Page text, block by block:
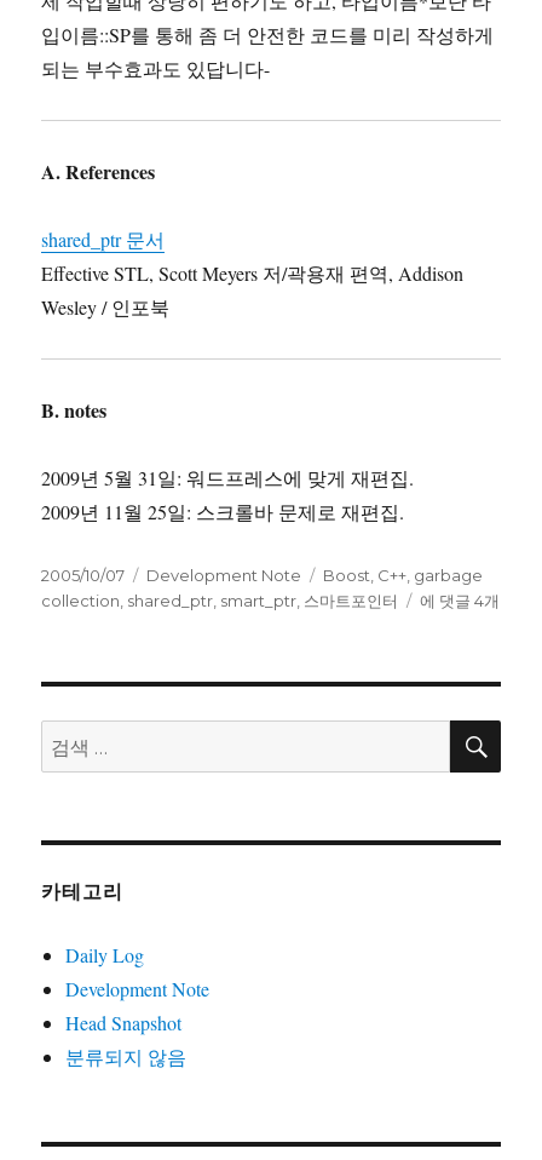
입이름::SP를 통해 좀 더 안전한 코드를 미리 작성하게
되는 부수효과도 있답니다-
A. References
shared_ptr 문서
Effective STL, Scott Meyers 저/곽용재 편역, Addison
Wesley / 인포북
B. notes
2009년 5월 31일: 워드프레스에 맞게 재편집.
2009년 11월 25일: 스크롤바 문제로 재편집.
작
성
2005/10/07
카
테
Development Note
태
그
Boost, C++, garbage
collection, shared_ptr, smart_ptr, 스마트포인터 에 댓글 4개
검
색:
검
카테고리
Daily Log
Development Note
Head Snapshot
분류되지 않음